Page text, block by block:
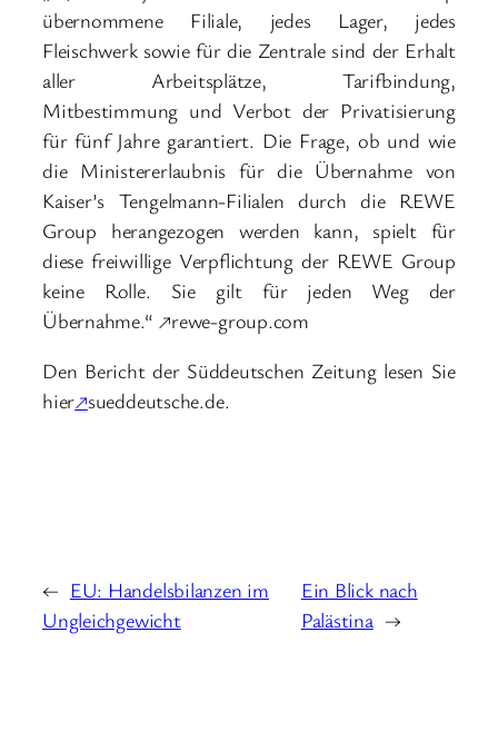
übernommene Filiale, jedes Lager, jedes
Fleischwerk sowie für die Zentrale sind der Erhalt
aller Arbeitsplätze, Tarifbindung,
Mitbestimmung und Verbot der Privatisierung
für fünf Jahre garantiert. Die Frage, ob und wie
die Ministererlaubnis für die Übernahme von
Kaiser’s Tengelmann-Filialen durch die REWE
Group herangezogen werden kann, spielt für
diese freiwillige Verpflichtung der REWE Group
keine Rolle. Sie gilt für jeden Weg der
Übernahme.“ ↗rewe-group.com
Den Bericht der Süddeutschen Zeitung lesen Sie
hier↗sueddeutsche.de.
← EU: Handelsbilanzen im
Ungleichgewicht
Ein Blick nach
Palästina →